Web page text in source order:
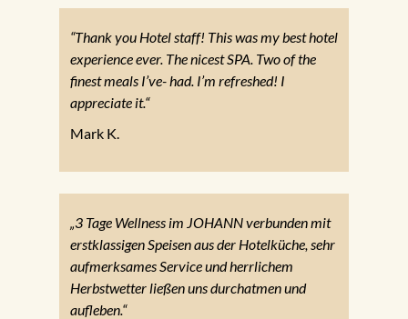
“Thank you Hotel staff! This was my best hotel
experience ever. The nicest SPA. Two of the
finest meals I’ve- had. I’m refreshed! I
appreciate it.“
Mark K.
„3 Tage Wellness im JOHANN verbunden mit
erstklassigen Speisen aus der Hotelküche, sehr
aufmerksames Service und herrlichem
Herbstwetter ließen uns durchatmen und
aufleben.“